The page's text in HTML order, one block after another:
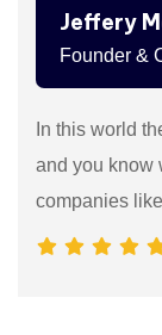
Jeffery
Founder &
In this world
and you know
companies